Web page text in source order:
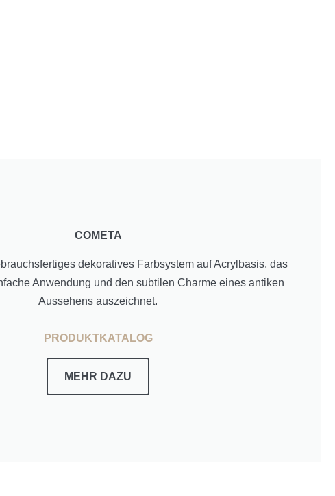
COMETA
dekoratives Farbsystem auf Acrylbasis, das
Anwendung und den subtilen Charme eines antiken
Aussehens auszeichnet.
PRODUKTKATALOG
MEHR DAZU